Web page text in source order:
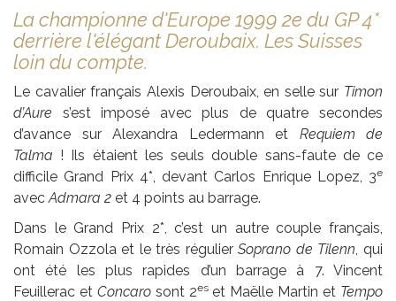
La championne d'Europe 1999 2e du GP 4*
derrière l'élégant Deroubaix. Les Suisses
loin du compte.
Le cavalier français Alexis Deroubaix, en selle sur Timon
d’Aure s’est imposé avec plus de quatre secondes
d’avance sur Alexandra Ledermann et Requiem de
Talma ! Ils étaient les seuls double sans-faute de ce
difficile Grand Prix 4*, devant Carlos Enrique Lopez, 3e
avec Admara 2 et 4 points au barrage.
Dans le Grand Prix 2*, c’est un autre couple français,
Romain Ozzola et le très régulierSoprano de Tilenn , qui
ont été les plus rapides d’un barrage à 7. Vincent
Feuillerac et Concaro sont 2es et Maëlle Martin et Tempo